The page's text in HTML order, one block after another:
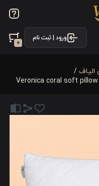
ورود | ثبت نام
0
الیاف /